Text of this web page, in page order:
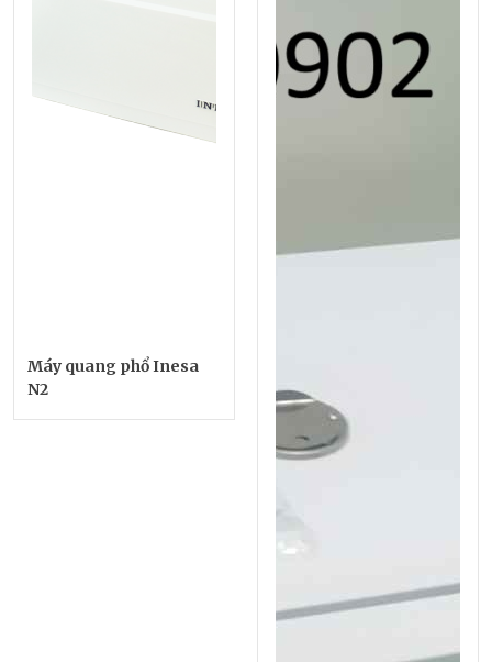
Máy quang phổ Inesa
N2